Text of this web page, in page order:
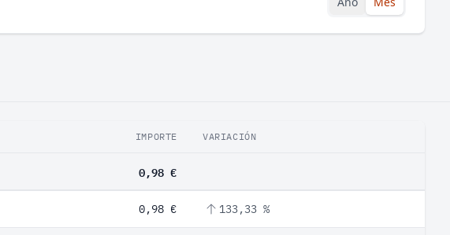
IMPORTE VARIACIÓN
0,98 €
0,98 € 133,33 %